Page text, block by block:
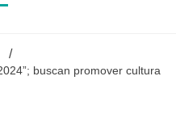
buscan promover cultura